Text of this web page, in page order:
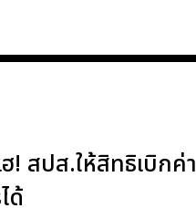
! สปส.ให้สิทธิเบิกค่า
ด้